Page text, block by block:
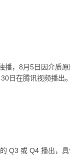
播，8月5日因介质
日在腾讯视频播出。
Q3 或 Q4 播出，